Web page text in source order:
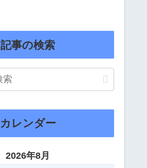
記事の検索
カレンダー
2026年8月